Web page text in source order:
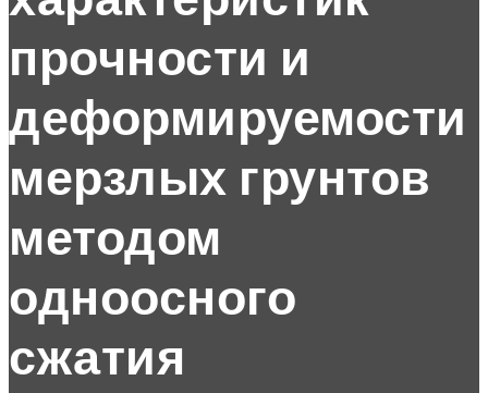
прочности и
деформируемости
мерзлых грунтов
методом
одноосного
сжатия